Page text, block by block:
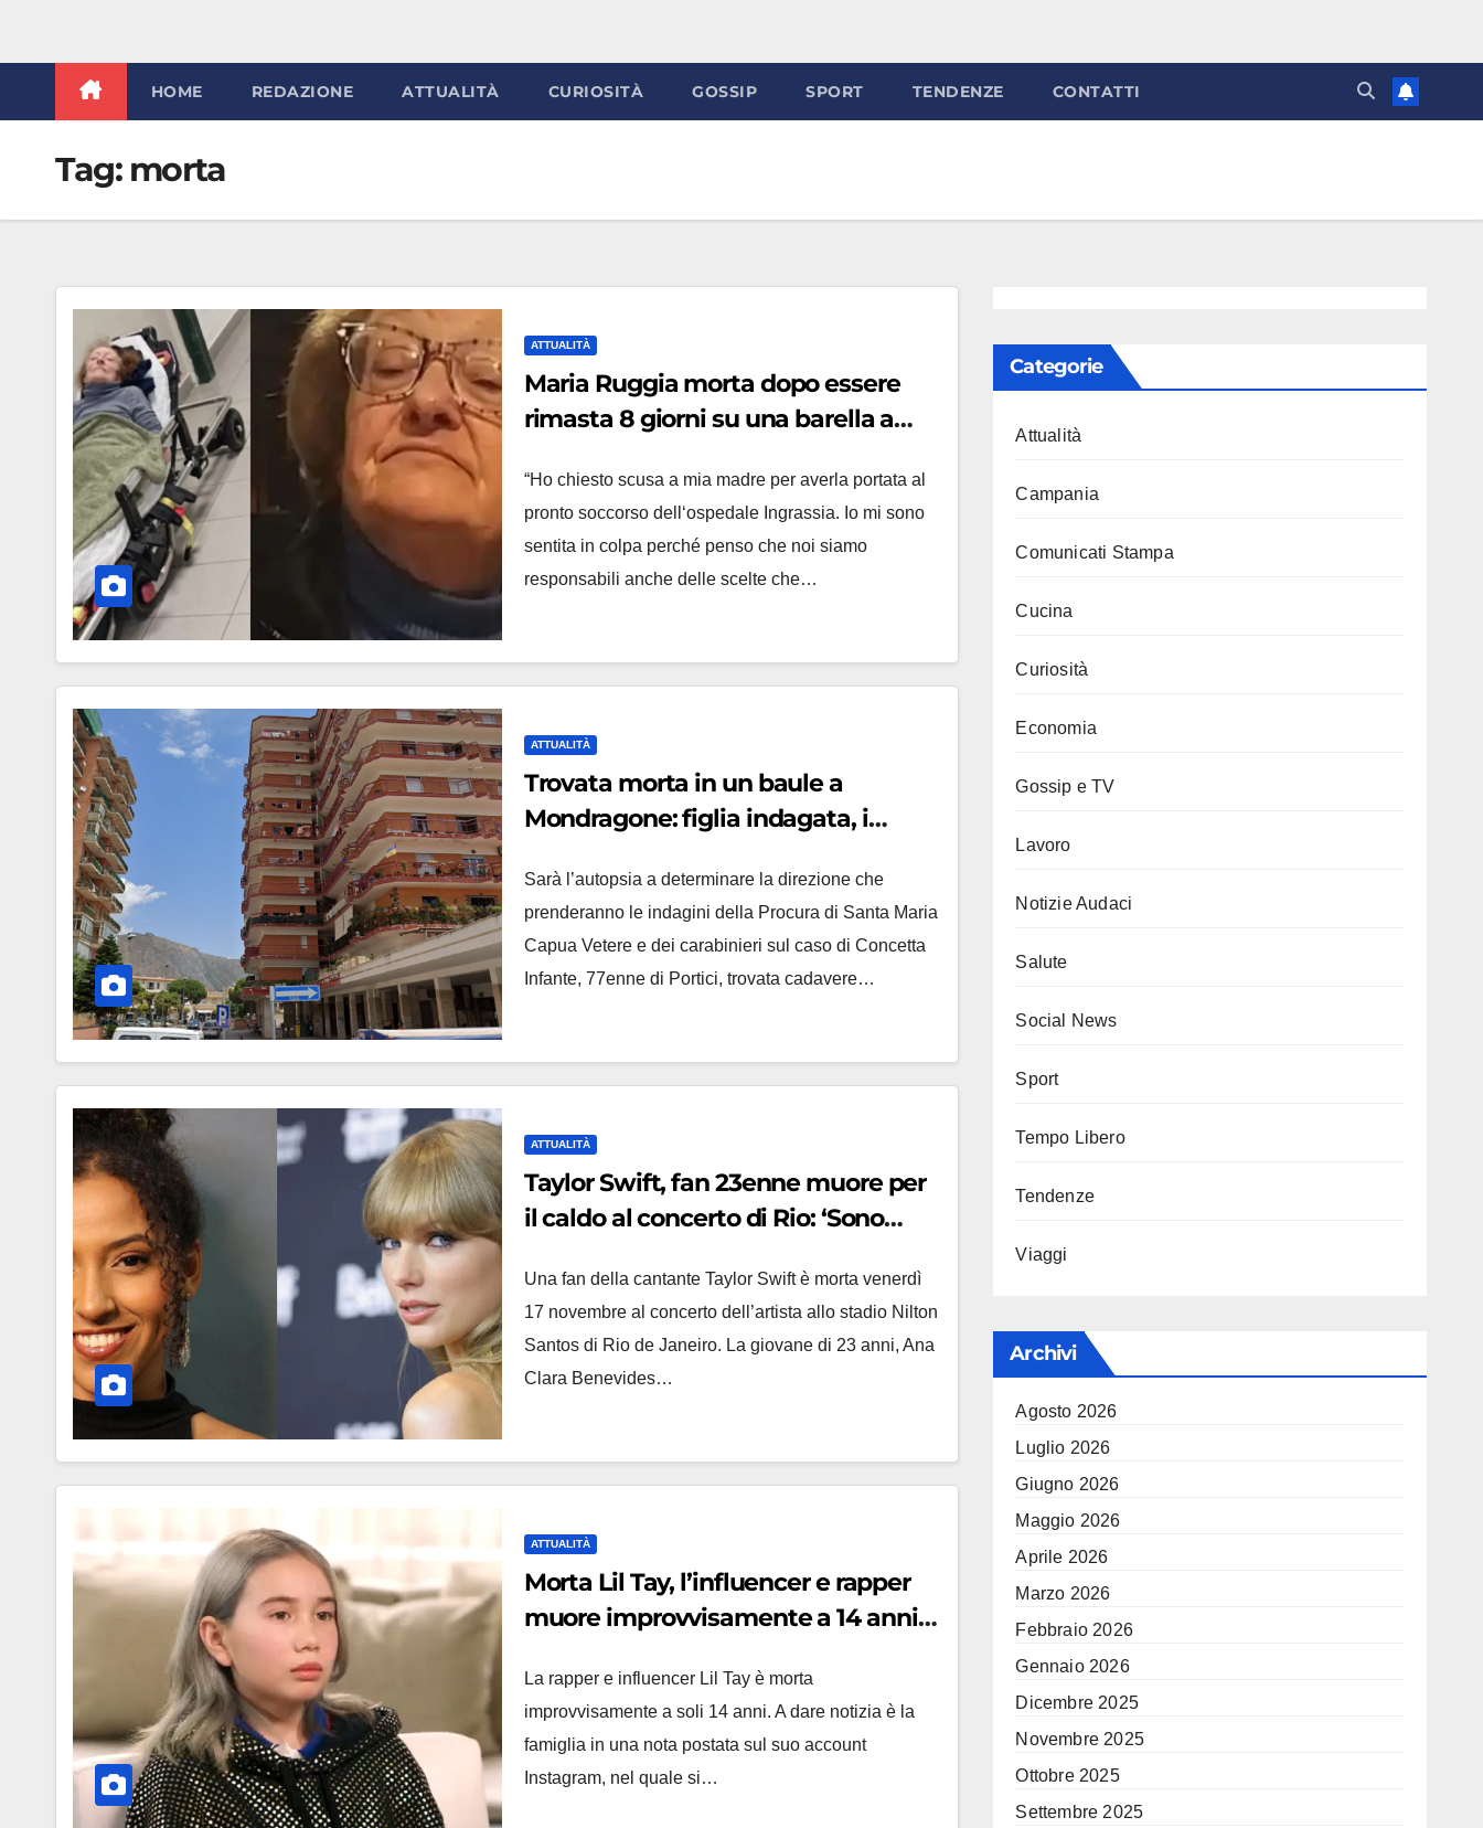
HOME REDAZIONE ATTUALITÀ CURIOSITÀ GOSSIP SPORT TENDENZE CONTATTI
Tag: morta
ATTUALITÀ
Maria Ruggia morta dopo essere
rimasta 8 giorni su una barella a
“Ho chiesto scusa a mia madre per averla portata al
pronto soccorso dell‘ospedale Ingrassia. Io mi sono
sentita in colpa perché penso che noi siamo
responsabili anche delle scelte che…
ATTUALITÀ
Trovata morta in un baule a
Mondragone: figlia indagata, i
sorella
Sarà l’autopsia a determinare la direzione che
prenderanno le indagini della Procura di Santa Maria
Capua Vetere e dei carabinieri sul caso di Concetta
Infante, 77enne di Portici, trovata cadavere…
ATTUALITÀ
Taylor Swift, fan 23enne muore per
il caldo al concerto di Rio: ‘Sono
Una fan della cantante Taylor Swift è morta venerdì
17 novembre al concerto dell’artista allo stadio Nilton
Santos di Rio de Janeiro. La giovane di 23 anni, Ana
Clara Benevides…
ATTUALITÀ
Morta Lil Tay, l’influencer e rapper
muore improvvisamente a 14 anni
La rapper e influencer Lil Tay è morta
improvvisamente a soli 14 anni. A dare notizia è la
famiglia in una nota postata sul suo account
Instagram, nel quale si…
Categorie
Attualità
Campania
Comunicati Stampa
Cucina
Curiosità
Economia
Gossip e TV
Lavoro
Notizie Audaci
Salute
Social News
Sport
Tempo Libero
Tendenze
Viaggi
Archivi
Agosto 2026
Luglio 2026
Giugno 2026
Maggio 2026
Aprile 2026
Marzo 2026
Febbraio 2026
Gennaio 2026
Dicembre 2025
Novembre 2025
Ottobre 2025
Settembre 2025